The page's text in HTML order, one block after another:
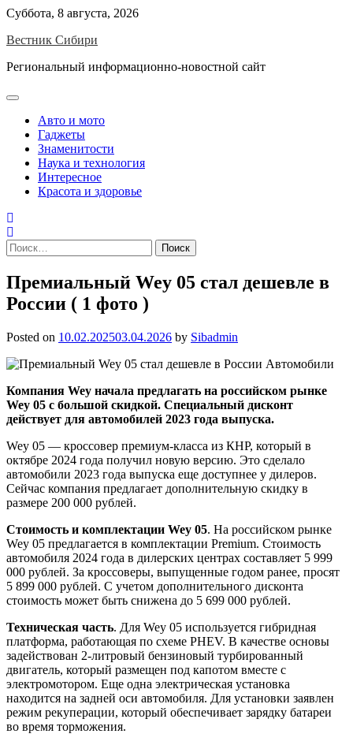
Skip
content
Суббота, 8 августа, 2026
Вестник Сибири
Региональный информационно-новостной сайт
Авто и мото
Гаджеты
Знаменитости
Наука и технология
Интересное
Красота и здоровье
Найти:
Премиальный Wey 05 стал дешевле в
России ( 1 фото )
Posted on 10.02.202503.04.2026 by Sibadmin
Компания Wey начала предлагать на российском рынке
Wey 05 с большой скидкой. Специальный дисконт
действует для автомобилей 2023 года выпуска.
Wey 05 — кроссовер премиум-класса из КНР, который в
октябре 2024 года получил новую версию. Это сделало
автомобили 2023 года выпуска еще доступнее у дилеров.
Сейчас компания предлагает дополнительную скидку в
размере 200 000 рублей.
Стоимость и комплектации Wey 05. На российском рынке
Wey 05 предлагается в комплектации Premium. Стоимость
автомобиля 2024 года в дилерских центрах составляет 5 999
000 рублей. За кроссоверы, выпущенные годом ранее, просят
5 899 000 рублей. С учетом дополнительного дисконта
стоимость может быть снижена до 5 699 000 рублей.
Техническая часть. Для Wey 05 используется гибридная
платформа, работающая по схеме PHEV. В качестве основы
задействован 2-литровый бензиновый турбированный
двигатель, который размещен под капотом вместе с
электромотором. Еще одна электрическая установка
находится на задней оси автомобиля. Для установки заявлен
режим рекуперации, который обеспечивает зарядку батареи
во время торможения.